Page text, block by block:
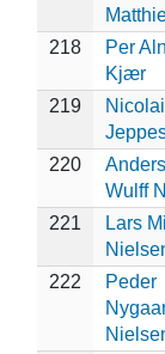
218
Per
Kjær
219
220
Wulff
221
Lars
222
Peder